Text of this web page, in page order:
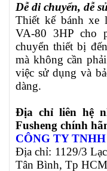
Dễ di chuyển, dễ
Thiết kế bánh xe
VA-80 3HP cho
chuyển thiết bị
mà không cần
việc sử dụng và
dàng.
Địa chỉ liên hệ
Fusheng chính
CÔNG TY
Địa chỉ: 1129/3
Tân Bình, Tp HCM